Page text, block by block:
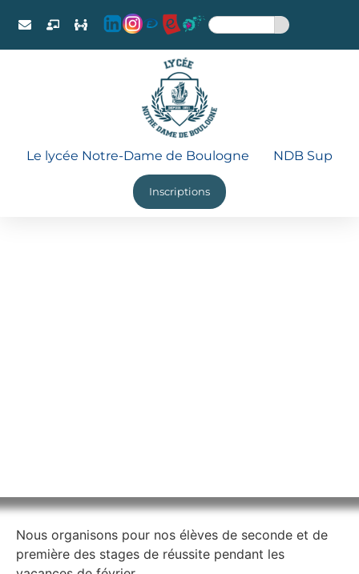
Le lycée Notre-Dame de Boulogne NDB Sup
Inscriptions
Nous organisons pour nos élèves de seconde et de
première des stages de réussite pendant les